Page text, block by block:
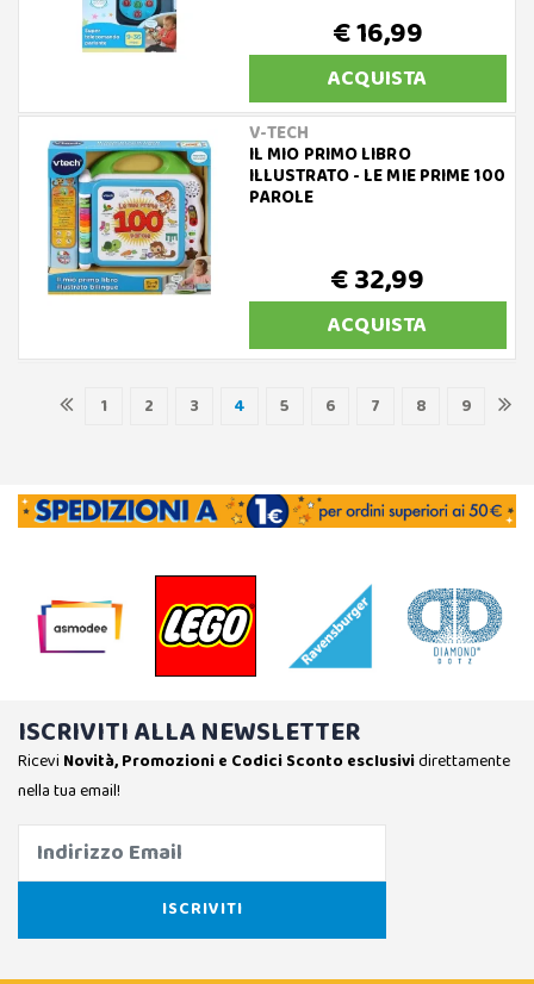
€ 16,99
ACQUISTA
V-TECH
IL MIO PRIMO LIBRO
ILLUSTRATO - LE MIE PRIME 100
PAROLE
€ 32,99
ACQUISTA
1 2 3 4 5 6 7 8 9
ISCRIVITI ALLA NEWSLETTER
Ricevi Novità, Promozioni e Codici Sconto esclusividirettamente
nella tua email!